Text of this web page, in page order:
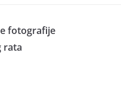
fotografije
rata